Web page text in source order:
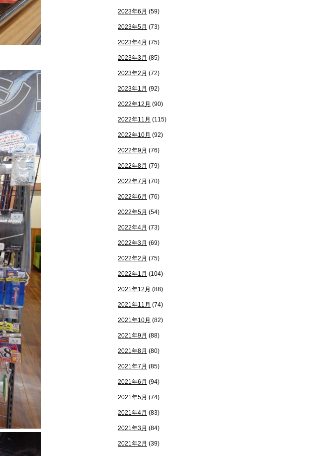
2023年6月 (59)
2023年5月 (73)
2023年4月 (75)
2023年3月 (85)
2023年2月 (72)
2023年1月 (92)
2022年12月 (90)
2022年11月 (115)
2022年10月 (92)
2022年9月 (76)
2022年8月 (79)
2022年7月 (70)
2022年6月 (76)
2022年5月 (54)
2022年4月 (73)
2022年3月 (69)
2022年2月 (75)
2022年1月 (104)
2021年12月 (88)
2021年11月 (74)
2021年10月 (82)
2021年9月 (88)
2021年8月 (80)
2021年7月 (85)
2021年6月 (94)
2021年5月 (74)
2021年4月 (83)
2021年3月 (84)
2021年2月 (39)